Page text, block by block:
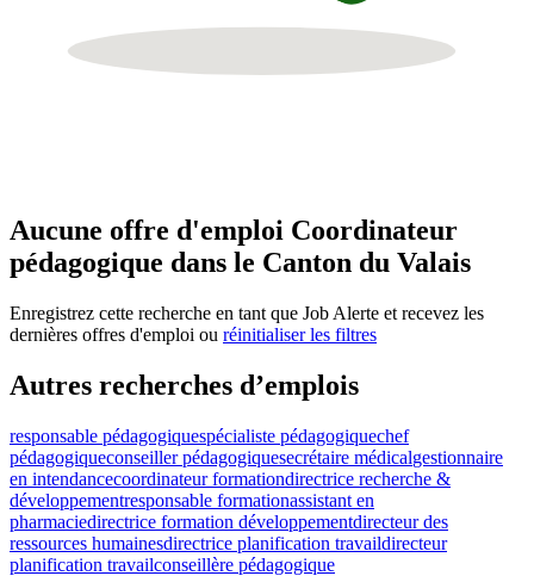
Aucune offre d'emploi Coordinateur
pédagogique dans le Canton du Valais
Enregistrez cette recherche en tant que Job Alerte et recevez les
dernières offres d'emploi ou réinitialiser les filtres
Autres recherches d’emplois
responsable pédagogiquespécialiste pédagogiquechef
pédagogiqueconseiller pédagogiquesecrétaire médicalgestionnaire
en intendancecoordinateur formationdirectrice recherche &
développementresponsable formationassistant en
pharmaciedirectrice formation développementdirecteur des
ressources humainesdirectrice planification travaildirecteur
planification travailconseillère pédagogique